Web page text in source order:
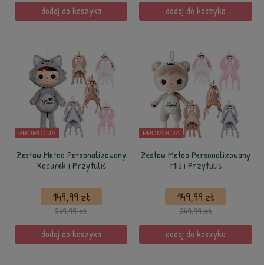
dodaj do koszyka
dodaj do koszyka
PROMOCJA
Zestaw Metoo Personalizowany
Kocurek i Przytuliś
149,99 zł
249,99 zł
dodaj do koszyka
PROMOCJA
Zestaw Metoo Personalizowany
Miś i Przytuliś
149,99 zł
249,99 zł
dodaj do koszyka